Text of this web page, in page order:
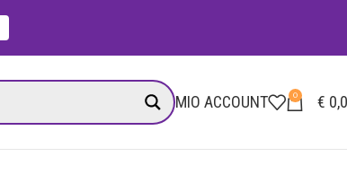
MIO ACCOUNT 0 €